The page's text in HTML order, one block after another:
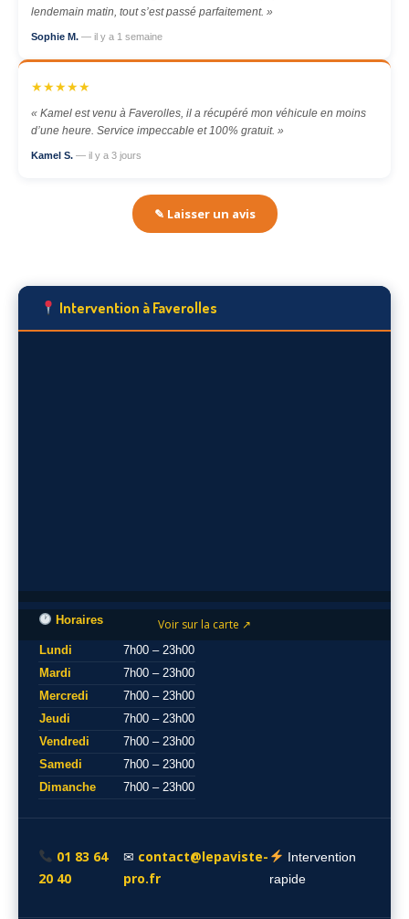
lendemain matin, tout s’est passé parfaitement. »
Sophie M. — il y a 1 semaine
★★★★★
« Kamel est venu à Faverolles, il a récupéré mon véhicule en moins
d’une heure. Service impeccable et 100% gratuit. »
Kamel S. — il y a 3 jours
✎ Laisser un avis
Intervention à Faverolles
Voir sur la carte ↗
Horaires
Lundi
7h00 – 23h00
Mardi
7h00 – 23h00
Mercredi
7h00 – 23h00
Jeudi
7h00 – 23h00
Vendredi
7h00 – 23h00
Samedi
7h00 – 23h00
Dimanche
7h00 – 23h00
01 83 64
20 40
✉ contact@lepaviste-
pro.fr
Intervention
rapide